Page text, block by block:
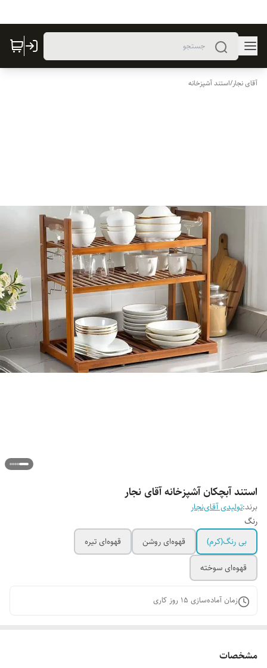
آقای نجار/استند آشپزخانه
استند آبچکان آشپزخانه آقای نجار
برند:تولیدی آقای‌نجار
رنگ
بی رنگ(کرم)
قهوه‌ای روشن
قهوه‌ای تیره
قهوه‌ای سوخته
زمان آماده‌سازی 15 روز کاری
مشخصات